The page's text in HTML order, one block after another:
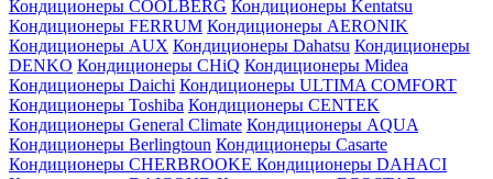
Кондиционеры СOOLBERG Кондиционеры Kentatsu
Кондиционеры FERRUM Кондиционеры AERONIK
Кондиционеры AUX Кондиционеры Dahatsu Кондиционеры
DENKO Кондиционеры CHiQ Кондиционеры Midea
Кондиционеры Daichi Кондиционеры ULTIMA COMFORT
Кондиционеры Toshiba Кондиционеры CENTEK
Кондиционеры General Climate Кондиционеры AQUA
Кондиционеры Berlingtoun Кондиционеры Casarte
Кондиционеры CHERBROOKE Кондиционеры DAHACI